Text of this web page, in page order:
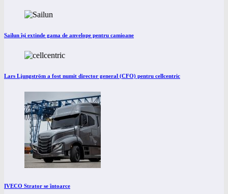
Sailun își extinde gama de anvelope pentru camioane
Lars Ljungström a fost numit director general (CFO) pentru cellcentric
IVECO Strator se întoarce